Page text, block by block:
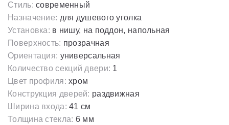
Стиль: современный
Назначение: для душевого уголка
Установка: в нишу, на поддон, напольная
Поверхность: прозрачная
Ориентация: универсальная
Количество секций двери: 1
Цвет профиля: хром
Конструкция дверей: раздвижная
Ширина входа: 41 см
Толщина стекла: 6 мм